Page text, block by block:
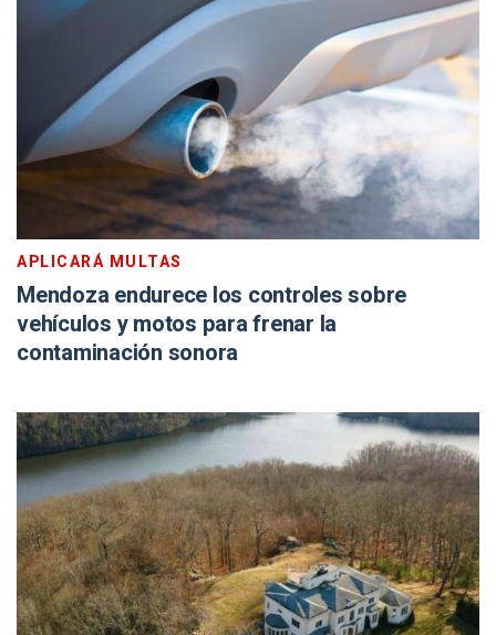
APLICARÁ MULTAS
Mendoza endurece los controles sobre
vehículos y motos para frenar la
contaminación sonora